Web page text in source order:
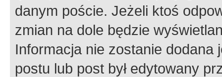
danym poście. Jeżeli ktoś
zmian na dole będzie
Informacja nie zostanie dodana
postu lub post był edytowany